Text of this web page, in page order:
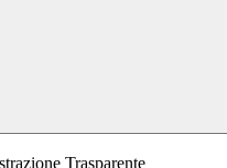
Trasparente